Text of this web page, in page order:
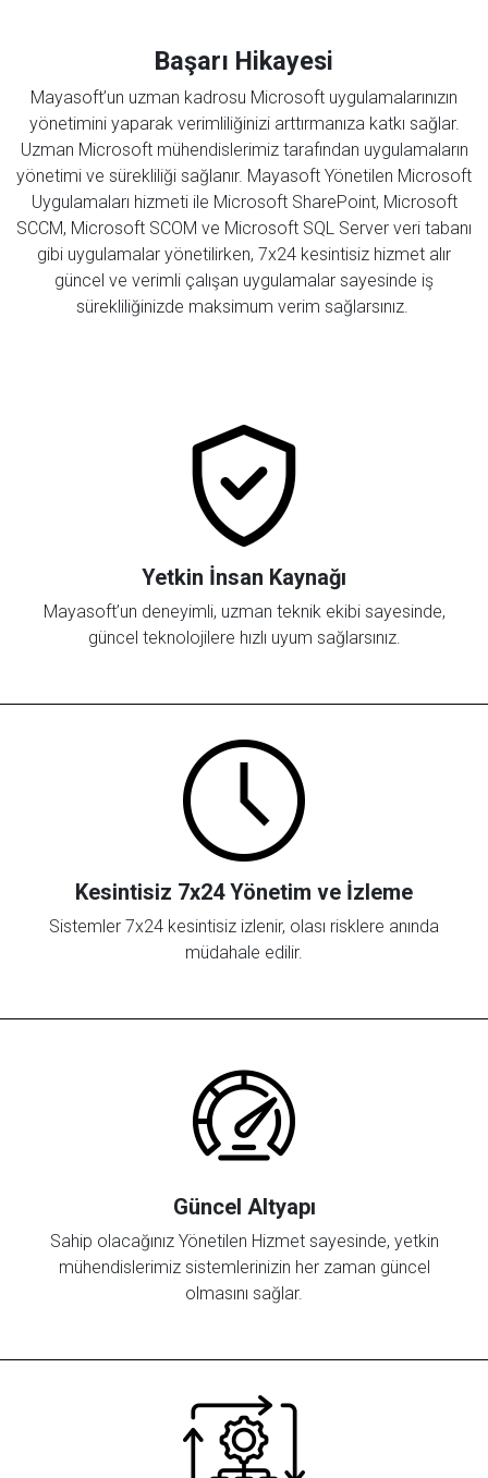
Başarı Hikayesi
Mayasoft’un uzman kadrosu Microsoft uygulamalarınızın
yönetimini yaparak verimliliğinizi arttırmanıza katkı sağlar.
Uzman Microsoft mühendislerimiz tarafından uygulamaların
yönetimi ve sürekliliği sağlanır. Mayasoft Yönetilen Microsoft
Uygulamaları hizmeti ile Microsoft SharePoint, Microsoft
SCCM, Microsoft SCOM ve Microsoft SQL Server veri tabanı
gibi uygulamalar yönetilirken, 7x24 kesintisiz hizmet alır
güncel ve verimli çalışan uygulamalar sayesinde iş
sürekliliğinizde maksimum verim sağlarsınız.
Yetkin İnsan Kaynağı
Mayasoft’un deneyimli, uzman teknik ekibi sayesinde,
güncel teknolojilere hızlı uyum sağlarsınız.
Kesintisiz 7x24 Yönetim ve İzleme
Sistemler 7x24 kesintisiz izlenir, olası risklere anında
müdahale edilir.
Güncel Altyapı
Sahip olacağınız Yönetilen Hizmet sayesinde, yetkin
mühendislerimiz sistemlerinizin her zaman güncel
olmasını sağlar.